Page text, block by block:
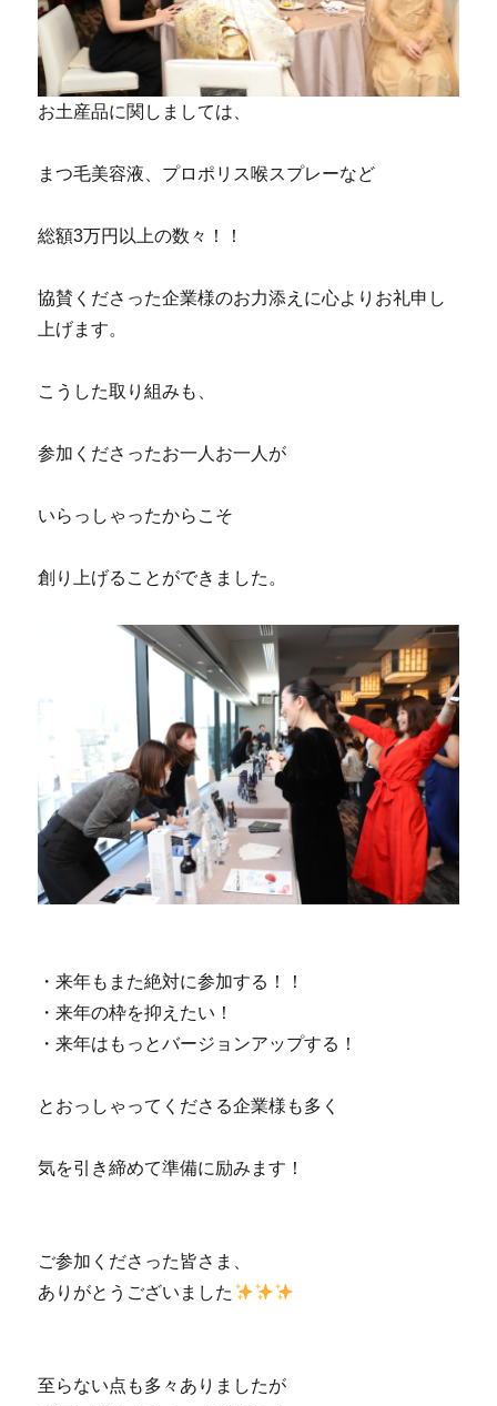
お土産品に関しましては、
まつ毛美容液、プロポリス喉スプレーなど
総額3万円以上の数々！！
協賛くださった企業様のお力添えに心よりお礼申し
上げます。
こうした取り組みも、
参加くださったお一人お一人が
いらっしゃったからこそ
創り上げることができました。
・来年もまた絶対に参加する！！
・来年の枠を抑えたい！
・来年はもっとバージョンアップする！
とおっしゃってくださる企業様も多く
気を引き締めて準備に励みます！
ご参加くださった皆さま、
ありがとうございました
至らない点も多々ありましたが